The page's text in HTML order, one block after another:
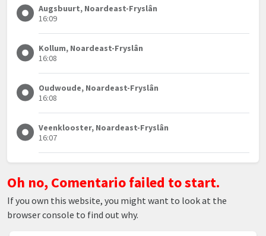
Augsbuurt, Noardeast-Fryslân
16:09
Kollum, Noardeast-Fryslân
16:08
Oudwoude, Noardeast-Fryslân
16:08
Veenklooster, Noardeast-Fryslân
16:07
Oh no, Comentario failed to start.
If you own this website, you might want to look at the
browser console to find out why.